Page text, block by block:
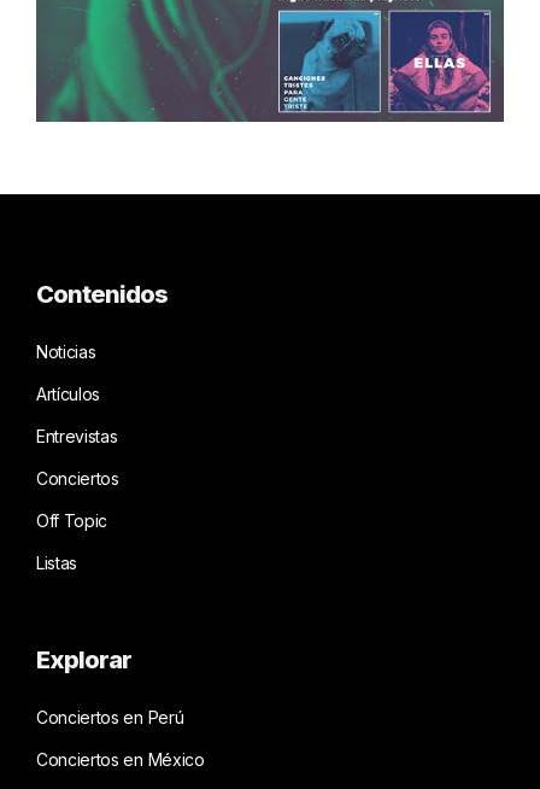
Contenidos
Noticias
Artículos
Entrevistas
Conciertos
Off Topic
Listas
Explorar
Conciertos en Perú
Conciertos en México